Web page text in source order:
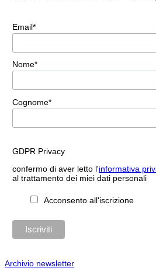
Email*
Nome*
Cognome*
GDPR Privacy
confermo di aver letto l'informativa
al trattamento dei miei dati personali
Acconsento all'iscrizione
Archivio newsletter